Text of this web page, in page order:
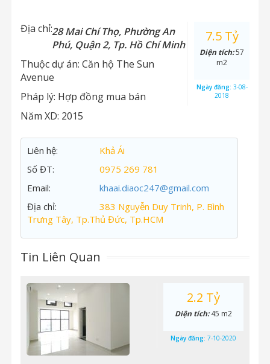
Địa chỉ:28 Mai Chí Thọ, Phường An
Phú, Quận 2, Tp. Hồ Chí Minh
Thuộc dự án: Căn hộ The Sun
Avenue
Pháp lý: Hợp đồng mua bán
Năm XD: 2015
7.5 Tỷ
Diện tích:57
m2
Ngày đăng: 3-08-
2018
Liên hệ:
Khả Ái
Số ĐT:
0975 269 781
Email:
khaai.diaoc247@gmail.com
Địa chỉ:
383 Nguyễn Duy Trinh, P. Bình
Trưng Tây, Tp.Thủ Đức, Tp.HCM
Tin Liên Quan
2.2 Tỷ
Diện tích:45 m2
Ngày đăng: 7-10-2020